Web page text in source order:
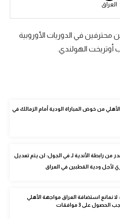
العراق
تواجد 9 لاعبين محترفين في الدوريات الأوروبية
أوتريخت الهولندي.
من خوض المباراة الودية أمام الزمالك في
من رابطة الأندية لـ في الجول: لن يتم تعديل
لأجل ودية القطبين في العراق
نمانع استضافة العراق مواجهة الأهلي
على 3 موافقات